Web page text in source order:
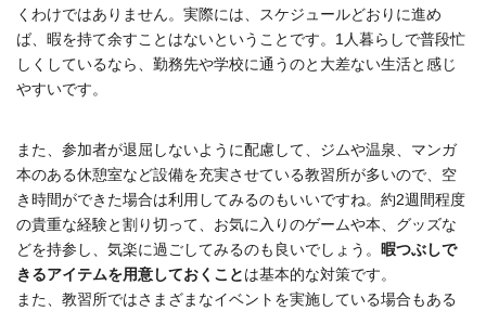
くわけではありません。実際には、スケジュールどおりに進め
ば、暇を持て余すことはないということです。1人暮らしで普段忙
しくしているなら、勤務先や学校に通うのと大差ない生活と感じ
やすいです。
また、参加者が退屈しないように配慮して、ジムや温泉、マンガ
本のある休憩室など設備を充実させている教習所が多いので 、空
き時間ができた場合は利用してみるのもいいですね。 約2週間程度
の貴重な経験と割り切って、 お気に入りのゲームや本、グッズな
どを持参し、 気楽に過ごしてみるのも 良いでしょう。 暇つぶしで
きるアイテムを用意しておくことは基本的な対策です。
また、教習所ではさまざまなイベントを実施している場合もある